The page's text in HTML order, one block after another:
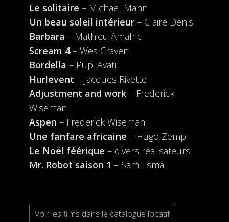
Le solitaire – Michael Mann
Un beau soleil intérieur– Claire Denis
Barbara – Mathieu Amalric
Scream 4– Wes Craven
Bordella – Pupi Avati
Hurlevent – Jacques Rivette
Adjustment and work– Frederick
Wiseman
Aspen – Frederick Wiseman
Une fanfare africaine – Hugo Zemp
Le Noël féérique – divers réalisateurs
Mr. Robot saison 1 – Sam Esmail
Voir les films dans le catalogue locatif